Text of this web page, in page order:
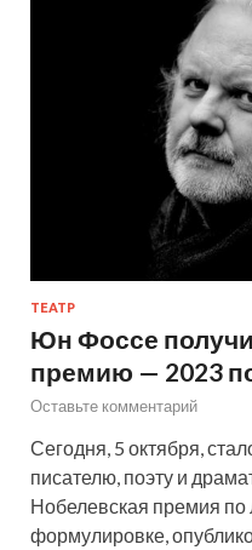
ТЕАТР
Юн Фоссе
премию — 2023
Оставьте комментарий
Сегодня, 5 октября,
писателю, поэту и
Нобелевская премия по
формулировке,